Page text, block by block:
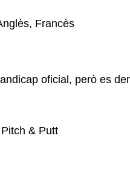
Francès
oficial, però es
& Putt